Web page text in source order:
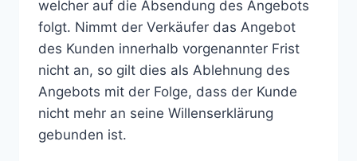
welcher auf die Absendung des Angebots
folgt. Nimmt der Verkäufer das Angebot
des Kunden innerhalb vorgenannter Frist
nicht an, so gilt dies als Ablehnung des
Angebots mit der Folge, dass der Kunde
nicht mehr an seine Willenserklärung
gebunden ist.